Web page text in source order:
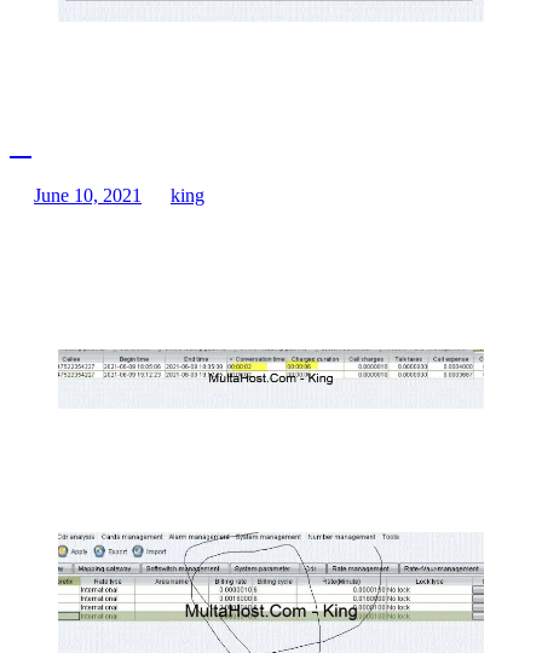
June 10, 2021 king